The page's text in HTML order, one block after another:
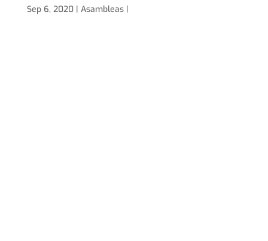
Sep 6, 2020 | Asambleas|